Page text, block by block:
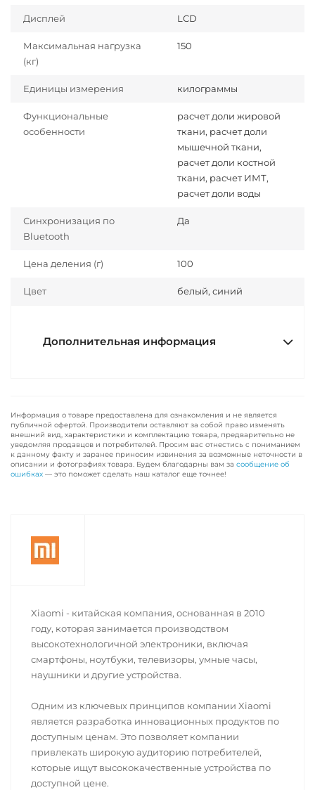
Дисплей LCD
Максимальная нагрузка
(кг)
150
Единицы измерения килограммы
Функциональные
особенности
расчет доли жировой
ткани, расчет доли
мышечной ткани,
расчет доли костной
ткани, расчет ИМТ,
расчет доли воды
Синхронизация по
Bluetooth
Да
Цена деления (г) 100
Цвет белый, синий
Дополнительная информация
Информация о товаре предоставлена для ознакомления и не является
публичной офертой. Производители оставляют за собой право изменять
внешний вид, характеристики и комплектацию товара, предварительно не
уведомляя продавцов и потребителей. Просим вас отнестись с пониманием
к данному факту и заранее приносим извинения за возможные неточности в
описании и фотографиях товара. Будем благодарны вам за сообщение об
ошибках — это поможет сделать наш каталог еще точнее!
Xiaomi - китайская компания, основанная в 2010
году, которая занимается производством
высокотехнологичной электроники, включая
смартфоны, ноутбуки, телевизоры, умные часы,
наушники и другие устройства.
Одним из ключевых принципов компании Xiaomi
является разработка инновационных продуктов по
доступным ценам. Это позволяет компании
привлекать широкую аудиторию потребителей,
которые ищут высококачественные устройства по
доступной цене.